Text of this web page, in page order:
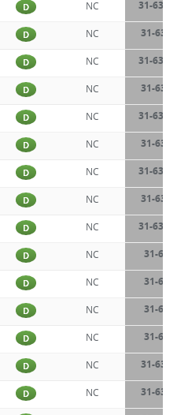
D NC 31-633-
D NC 31-
D NC 31-633-
D NC 31-
D NC 31-633-
D NC 31-
D NC 31-633-
D NC 31-
D NC 31-633-
D NC 31-
D NC 31-
D NC 31-
D NC 31-
D NC 31-
D NC 31-